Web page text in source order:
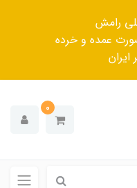
رامش
عمده و خرده
0